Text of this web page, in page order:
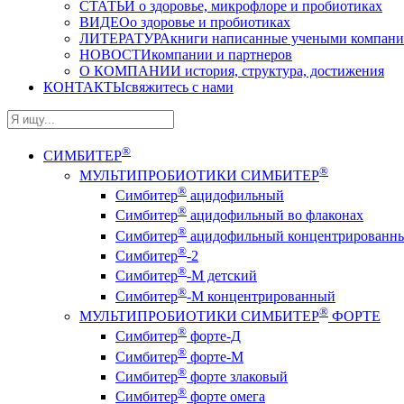
СТАТЬИ о здоровье, микрофлоре и пробиотиках
ВИДЕОо здоровье и пробиотиках
ЛИТЕРАТУРАкниги написанные учеными
НОВОСТИкомпании и партнеров
О КОМПАНИИ история, структура, достижения
КОНТАКТЫсвяжитесь с нами
СИМБИТЕР®
МУЛЬТИПРОБИОТИКИ СИМБИТЕР®
Симбитер® ацидофильный
Симбитер® ацидофильный во флаконах
Симбитер® ацидофильный
Симбитер®-2
Симбитер®-М детский
Симбитер®-М концентрированный
МУЛЬТИПРОБИОТИКИ СИМБИТЕР® ФОРТЕ
Симбитер® форте-Д
Симбитер® форте-М
Симбитер® форте злаковый
Симбитер® форте омега